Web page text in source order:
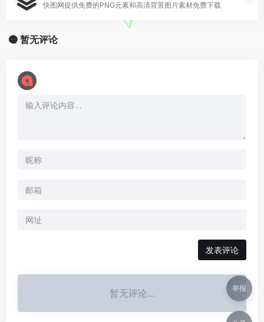
快图网提供免费的PNG元素和高清背景图片素材免费下载
暂无评论
暂无评论... 举报